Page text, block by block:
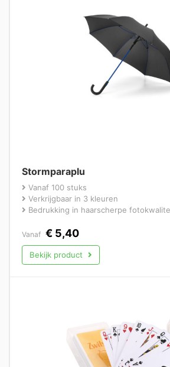
Stormparaplu
Vanaf 100 stuks
Verkrijgbaar in 3 kleuren
Bedrukking in haarscherpe
Vanaf € 5,40
Bekijk product